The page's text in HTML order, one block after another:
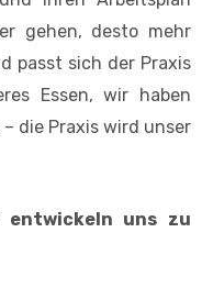
gehen, desto mehr
passt sich der Praxis
Essen, wir haben
die Praxis wird unser
entwickeln uns zu